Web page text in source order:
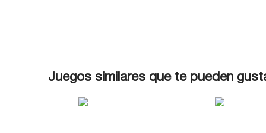
Juegos similares que te pueden